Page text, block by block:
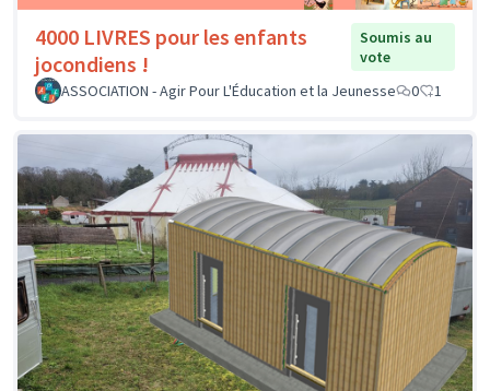
4000 LIVRES pour les enfants
jocondiens !
Soumis au
vote
ASSOCIATION - Agir Pour L'Éducation et la Jeunesse
0 1